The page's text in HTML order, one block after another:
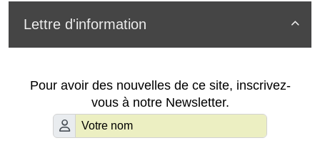

Lettre d'information
Pour avoir des nouvelles de ce site, inscrivez-
vous à notre Newsletter.